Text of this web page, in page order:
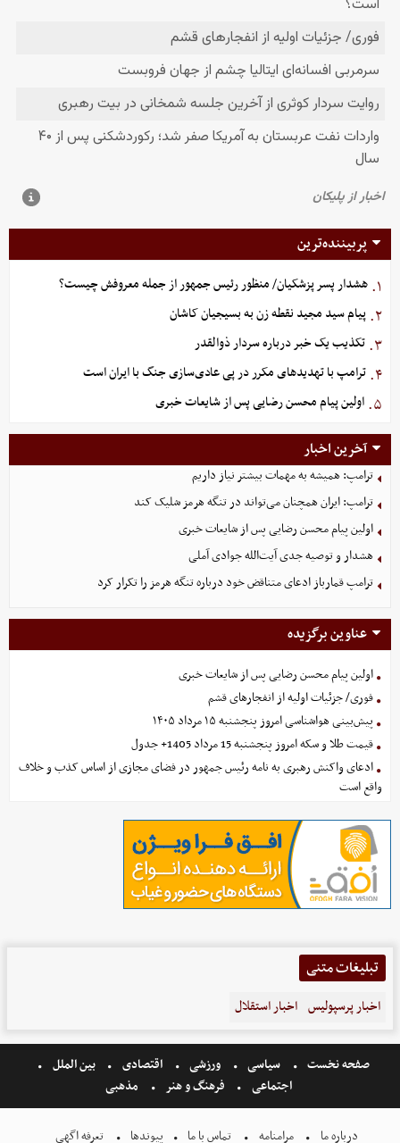
پربیننده‌ترین
۱. هشدار پسر پزشکیان/ منظور رئیس جمهور از جمله معروفش چیست؟
۲. پیام سید مجید نقطه زن به بسیجیان کاشان
۳. تکذیب یک خبر درباره سردار ذوالقدر
۴. ترامپ با تهدیدهای مکرر در پی عادی‌سازی جنگ با ایران است
۵. اولین پیام محسن رضایی پس از شایعات خبری
آخرین اخبار
ترامپ: همیشه به مهمات بیشتر نیاز داریم
ترامپ: ایران همچنان می‌تواند در تنگه هرمز شلیک کند
اولین پیام محسن رضایی پس از شایعات خبری
هشدار و توصیه جدی آیت‌الله جوادی آملی
ترامپ قمارباز ادعای متناقض خود درباره تنگه هرمز را تکرار کرد
عناوین برگزیده
اولین پیام محسن رضایی پس از شایعات خبری
فوری/ جزئیات اولیه از انفجارهای قشم
پیش‌بینی هواشناسی امروز پنجشنبه ۱۵ مرداد ۱۴۰۵
قیمت طلا و سکه امروز پنجشنبه 15 مرداد 1405+ جدول
ادعای واکنش رهبری به نامه رئیس جمهور در فضای مجازی از اساس کذب و خلاف
واقع است
تبلیغات متنی
اخبار پرسپولیس اخبار استقلال
صفحه نخست سیاسی ورزشی اقتصادی
بین الملل
اجتماعی
فرهنگ و هنر مذهبی
درباره ما مرامنامه تماس با ما پیوندها تعرفه اگهی